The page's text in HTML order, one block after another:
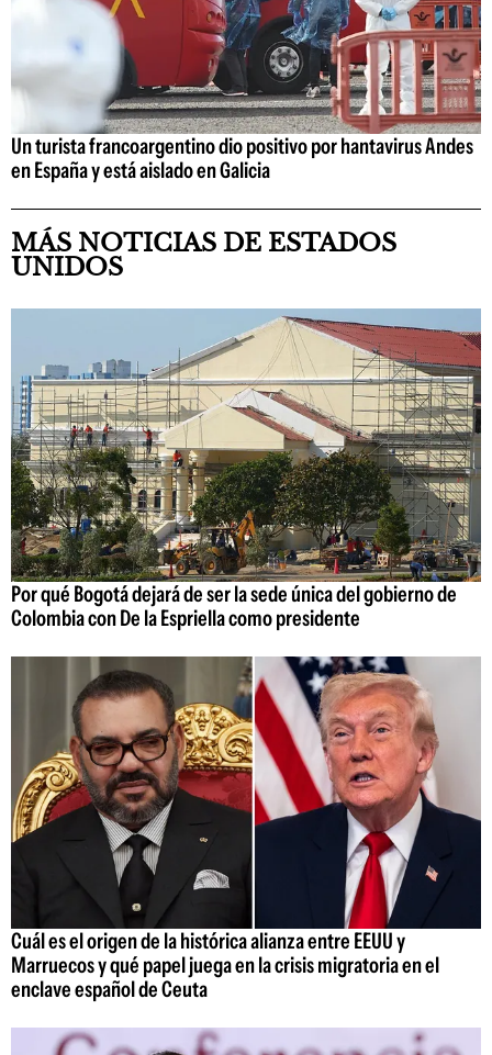
Un turista francoargentino dio positivo por hantavirus Andes
en España y está aislado en Galicia
MÁS NOTICIAS DE ESTADOS
UNIDOS
Por qué Bogotá dejará de ser la sede única del gobierno de
Colombia con De la Espriella como presidente
Cuál es el origen de la histórica alianza entre EEUU y
Marruecos y qué papel juega en la crisis migratoria en el
enclave español de Ceuta